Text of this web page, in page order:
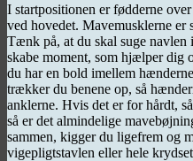
I startpositionen er fødderne
ved hovedet. Mavemusklerne
Tænk på, at du skal suge
skabe moment, som hjælper dig
du har en bold imellem
trækker du benene op, så
anklerne. Hvis det er for hårdt,
så er det almindelige
sammen, kigger du ligefrem og
vigepligtstavlen eller hele